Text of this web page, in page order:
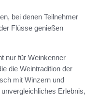
bei denen Teilnehmer
Flüsse genießen
nur für Weinkenner
die Weintradition der
mit Winzern und
Erlebnis,